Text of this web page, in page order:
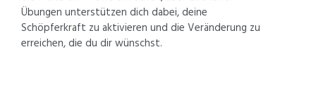
Übungen unterstützen dich dabei, deine
Schöpferkraft zu aktivieren und die Veränderung zu
erreichen, die du dir wünschst.